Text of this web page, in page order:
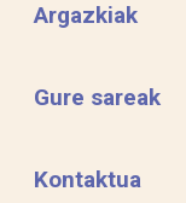
Argazkiak
Gure sareak
Kontaktua